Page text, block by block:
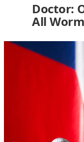
Doctor:
All